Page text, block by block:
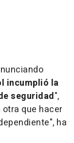
incumplió la
seguridad",
otra que hacer
ha